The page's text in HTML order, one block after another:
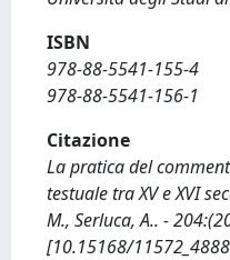
ISBN
978-88-5541-155-4
978-88-5541-156-1
Citazione
La pratica del
testuale tra XV e XVI
M., Serluca, A.. -
[10.15168/